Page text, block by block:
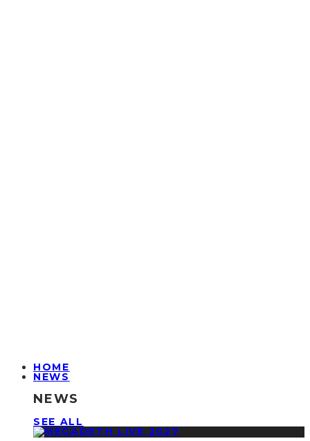
HOME
NEWS
NEWS
SEE ALL